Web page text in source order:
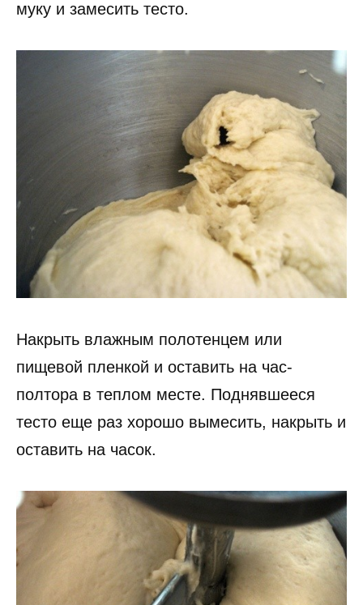
муку и замесить тесто.
Накрыть влажным полотенцем или
пищевой пленкой и оставить на час-
полтора в теплом месте. Поднявшееся
тесто еще раз хорошо вымесить, накрыть и
оставить на часок.